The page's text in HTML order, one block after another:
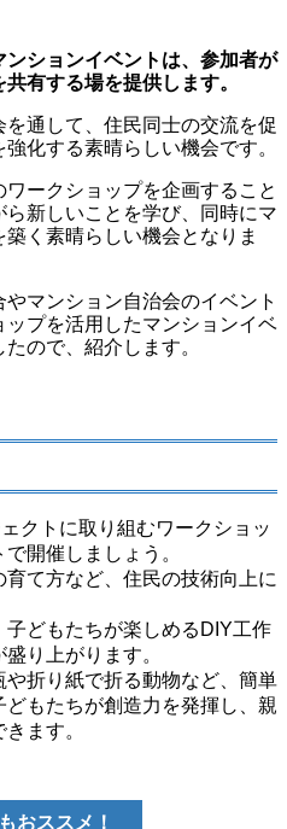
ションイベントは、参加者が
有する場を提供します。
通して、住民同士の交流を促
化する素晴らしい機会です。
ークショップを企画すること
新しいことを学び、同時にマ
く素晴らしい機会となりま
マンション自治会のイベント
プを活用したマンションイベ
ので、紹介します。
クトに取り組むワークショッ
開催しましょう。
て方など、住民の技術向上に
子どもたちが楽しめるDIY工作
り上がります。
折り紙で折る動物など、簡単
もたちが創造力を発揮し、親
ます。
おススメ！